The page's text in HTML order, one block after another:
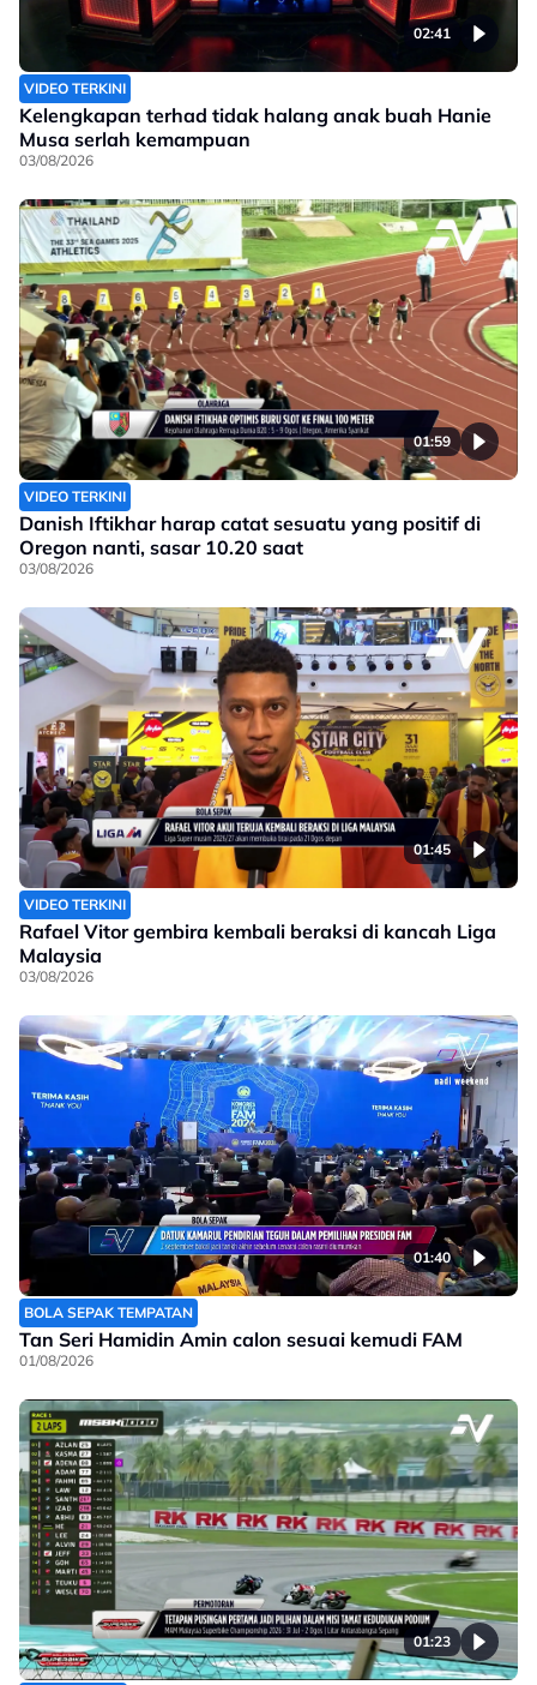
02:41
VIDEO TERKINI
Kelengkapan terhad tidak halang anak buah Hanie
Musa serlah kemampuan
03/08/2026
01:59
VIDEO TERKINI
Danish Iftikhar harap catat sesuatu yang positif di
Oregon nanti, sasar 10.20 saat
03/08/2026
01:45
VIDEO TERKINI
Rafael Vitor gembira kembali beraksi di kancah Liga
Malaysia
03/08/2026
01:40
BOLA SEPAK TEMPATAN
Tan Seri Hamidin Amin calon sesuai kemudi FAM
01/08/2026
01:23